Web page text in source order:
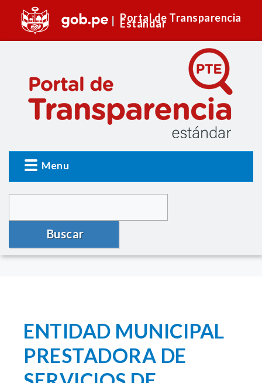
Portal de Transparencia
Estándar
Menu
Buscar
ENTIDAD MUNICIPAL
PRESTADORA DE